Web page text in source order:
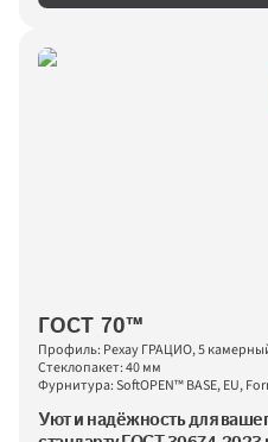
ГОСТ 70™
Профиль: Рехау ГРАЦИО, 5
Стеклопакет: 40 мм
Фурнитура: SoftOPEN™ BASE, EU,
Уют и надёжность для